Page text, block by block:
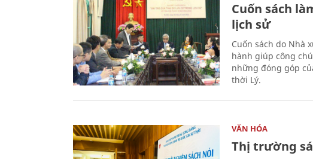
Cuốn sách
lịch sử
Cuốn sách do Nhà
hành giúp công
những đóng góp
thời Lý.
VĂN HÓA
Thị trường